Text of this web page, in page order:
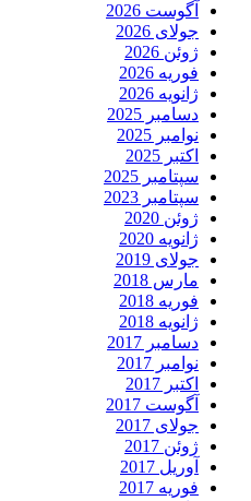
آگوست 2026
جولای 2026
ژوئن 2026
فوریه 2026
ژانویه 2026
دسامبر 2025
نوامبر 2025
اکتبر 2025
سپتامبر 2025
سپتامبر 2023
ژوئن 2020
ژانویه 2020
جولای 2019
مارس 2018
فوریه 2018
ژانویه 2018
دسامبر 2017
نوامبر 2017
اکتبر 2017
آگوست 2017
جولای 2017
ژوئن 2017
آوریل 2017
فوریه 2017